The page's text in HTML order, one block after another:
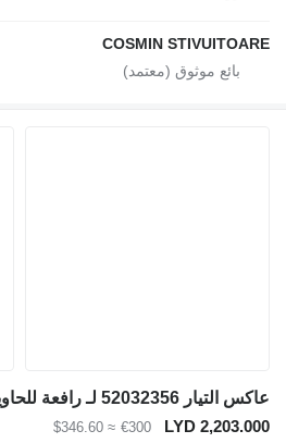
COSMIN STIVUITOARE
عاكس التيار 52032356 لـ رافعة للحاويات Jungheinrich
LYD 2,203.000
€300
≈ $346.60